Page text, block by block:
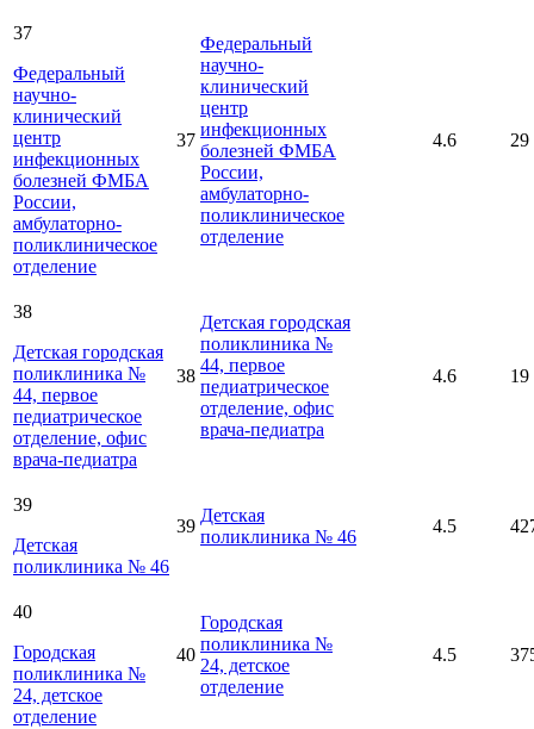
37
Федеральный
научно-
клинический
центр
инфекционных
болезней ФМБА
России,
амбулаторно-
поликлиническое
отделение
37
Федеральный
научно-
клинический
центр
инфекционных
болезней ФМБА
России,
амбулаторно-
поликлиническое
отделение
4.6 29
38
Детская городская
поликлиника №
44, первое
педиатрическое
отделение, офис
врача-педиатра
38
Детская городская
поликлиника №
44, первое
педиатрическое
отделение, офис
врача-педиатра
4.6 19
39
Детская
поликлиника № 46
39
Детская
поликлиника № 46
4.5
40
Городская
поликлиника №
24, детское
отделение
40
Городская
поликлиника №
24, детское
отделение
4.5